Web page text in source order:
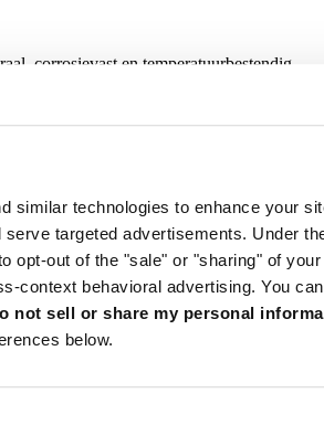
similar technologies to enhance your
targeted advertisements. Under
opt-out of the "sale" or "sharing" of
context behavioral advertising. You
not sell or share my personal
below.
corrosievast en temperatuurbestendig.
licht. Het is driemaal zo licht als
anderhalf keer zo licht als titanium. Dit
die Certina gebruikt voor de productie
en gespen. Het merk gebruikt alleen
Deze zeer duurzame beschermlaag maakt
het materiaal mogelijk, maar het kan
in elke door de ontwerpers gewenste
dat Certina onder meer gebruikt voor
is enorm bestendig en corrosievast. Het
hoeveelheid nikkel, dat niet vrijkomt
geen nikkelallergie veroorzaakt.